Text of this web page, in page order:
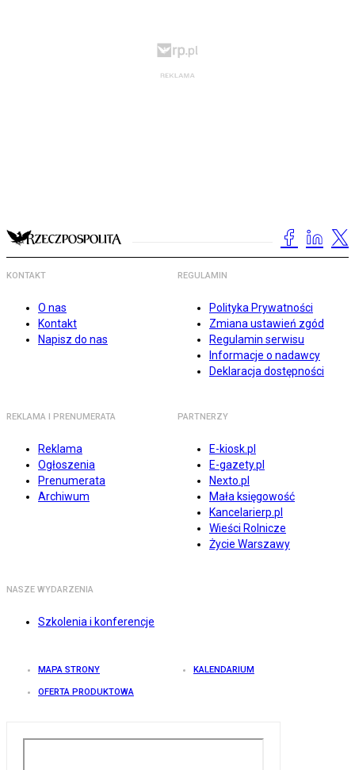
KONTAKT
O nas
Kontakt
Napisz do nas
REGULAMIN
Polityka Prywatności
Zmiana ustawień zgód
Regulamin serwisu
Informacje o nadawcy
Deklaracja dostępności
REKLAMA I PRENUMERATA
Reklama
Ogłoszenia
Prenumerata
Archiwum
PARTNERZY
E-kiosk.pl
E-gazety.pl
Nexto.pl
Mała księgowość
Kancelarierp.pl
Wieści Rolnicze
Życie Warszawy
NASZE WYDARZENIA
Szkolenia i konferencje
MAPA STRONY KALENDARIUM
OFERTA PRODUKTOWA